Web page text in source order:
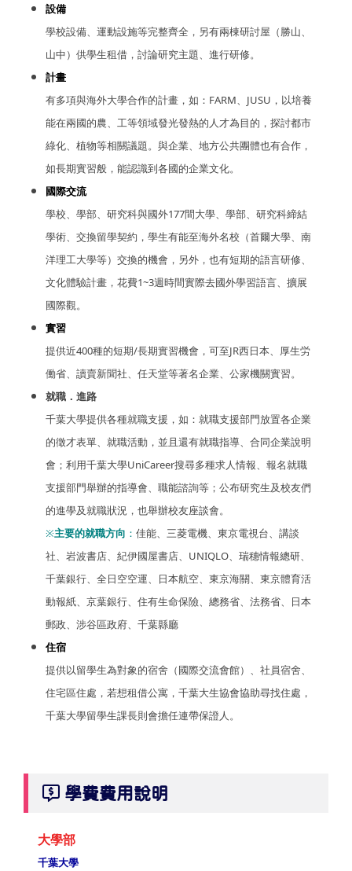
設備
學校設備、運動設施等完整齊全，另有兩棟研討屋（勝山、
山中）供學生租借，討論研究主題、進行研修。
計畫
有多項與海外大學合作的計畫，如：FARM、JUSU，以培養
能在兩國的農、工等領域發光發熱的人才為目的，探討都市
綠化、植物等相關議題。與企業、地方公共團體也有合作，
如長期實習般，能認識到各國的企業文化。
國際交流
學校、學部、研究科與國外177間大學、學部、研究科締結
學術、交換留學契約，學生有能至海外名校（首爾大學、南
洋理工大學等）交換的機會，另外，也有短期的語言研修、
文化體驗計畫，花費1~3週時間實際去國外學習語言、擴展
國際觀。
實習
提供近400種的短期/長期實習機會，可至JR西日本、厚生労
働省、讀賣新聞社、任天堂等著名企業、公家機關實習。
就職．進路
千葉大學提供各種就職支援，如：就職支援部門放置各企業
的徵才表單、就職活動，並且還有就職指導、合同企業說明
會；利用千葉大學UniCareer搜尋多種求人情報、報名就職
支援部門舉辦的指導會、職能諮詢等；公布研究生及校友們
的進學及就職狀況，也舉辦校友座談會。
※主要的就職方向 ：佳能、三菱電機、東京電視台、講談
社、岩波書店、紀伊國屋書店、UNIQLO、瑞穗情報總研、
千葉銀行、全日空空運、日本航空、東京海關、東京體育活
動報紙、京葉銀行、住有生命保險、總務省、法務省、日本
郵政、涉谷區政府、千葉縣廳
住宿
提供以留學生為對象的宿舍（國際交流會館）、社員宿舍、
住宅區住處 ，若想租借公寓，千葉大生協會協助尋找住處，
千葉大學留學生課長則會擔任連帶保證人。
學費費用說明
大學部
千葉大學